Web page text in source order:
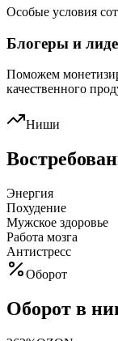
Особые условия
Блогеры и
Поможем
качественного
Ниши
Энергия
Похудение
Мужское здоровье
Работа мозга
Антистресс
Оборот
Оборот в